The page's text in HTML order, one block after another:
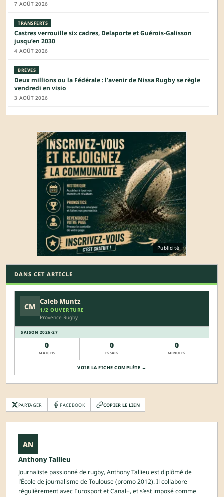
7 AOÛT 2026
TRANSFERTS
Castres verrouille six cadres, Delaporte et Guérois-Galisson
jusqu’en 2030
4 AOÛT 2026
BRÈVES
Deux millions ou la Fédérale : l’avenir de Nissa Rugby se règle
vendredi en visio
3 AOÛT 2026
Publicité
DANS CET ARTICLE
CM
Caleb Muntz
1/2 OUVERTURE
Provence Rugby
SAISON 2026-27
0
MATCHS
0
ESSAIS
0
MINUTES
VOIR LA FICHE COMPLÈTE →
PARTAGER FACEBOOK COPIER LE LIEN
AN
Anthony Tallieu
Journaliste passionné de rugby, Anthony Tallieu est diplômé de
l’École de journalisme de Toulouse (promo 2012). Il collabore
régulièrement avec Eurosport et Canal+, et s’est imposé comme